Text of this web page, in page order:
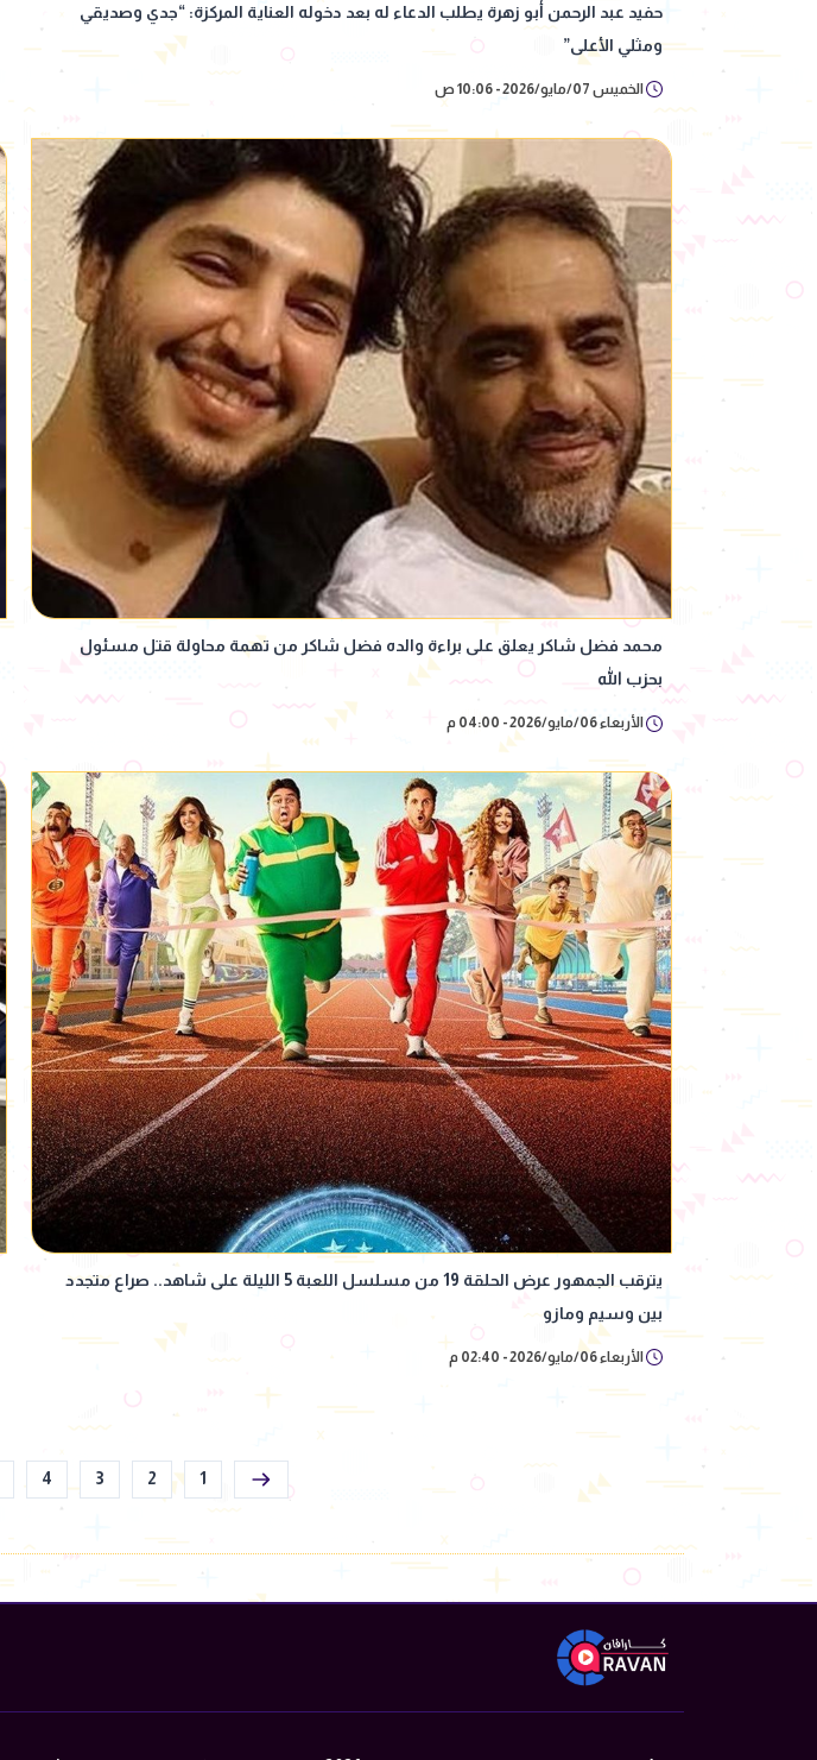
حفيد عبد الرحمن أبو زهرة يطلب الدعاء له بعد دخوله العناية المركزة: “جدي وصديقي
ومثلي الأعلى”
الخميس 07/مايو/2026 - 10:06 ص
محمد فضل شاكر يعلق على براءة والده فضل شاكر من تهمة محاولة قتل مسئول
بحزب الله
الأربعاء 06/مايو/2026 - 04:00 م
يترقب الجمهور عرض الحلقة 19 من مسلسل اللعبة 5 الليلة على شاهد.. صراع متجدد
بين وسيم ومازو
الأربعاء 06/مايو/2026 - 02:40 م
1
2
3
4